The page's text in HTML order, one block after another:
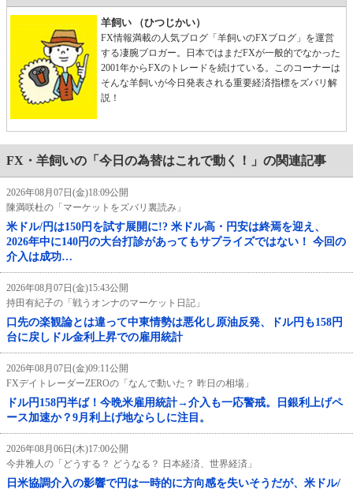
羊飼い （ひつじかい）
FX情報満載の人気ブログ「羊飼いのFXブログ」を運営
する凄腕ブロガー。日本ではまだFXが一般的でなかった
2001年からFXのトレードを続けている。このコーナーは
そんな羊飼いが今日発表される重要経済指標をズバリ解
説！
FX・羊飼いの「今日の為替はこれで動く！」の関連記事
2026年08月07日(金)18:09公開
陳満咲杜の「マーケットをズバリ裏読み」
米ドル/円は150円を試す展開に!? 米ドル高・円安は終焉を迎え、
2026年中に140円の大台打診があってもサプライズではない！ 今回の
介入は成功…
2026年08月07日(金)15:43公開
持田有紀子の「戦うオンナのマーケット日記」
口先の楽観論とは違って中東情勢は悪化し原油反発、ドル円も158円
台に戻しドル金利上昇での雇用統計
2026年08月07日(金)09:11公開
FXデイトレーダーZEROの「なんで動いた？ 昨日の相場」
ドル円158円半ば！今晩米雇用統計→介入も一応警戒。日銀利上げペ
ース加速か？9月利上げ地ならしに注目。
2026年08月06日(木)17:00公開
今井雅人の「どうする？ どうなる？ 日本経済、世界経済」
日米協調介入の影響で円は一時的に方向感を失いそうだが、米ドル/